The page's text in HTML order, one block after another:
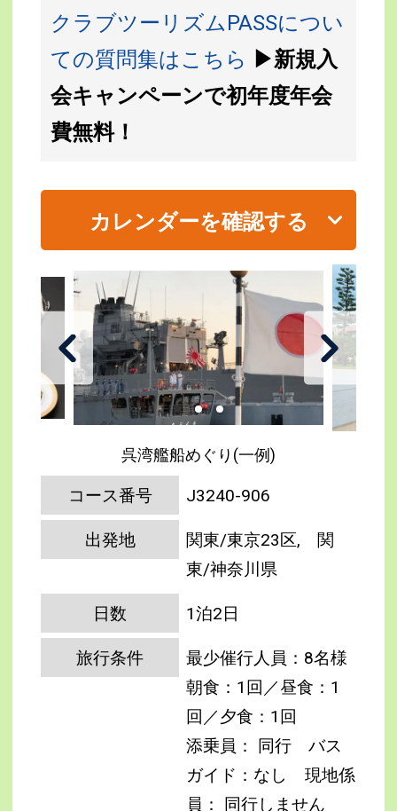
クラブツーリズムPASSについ
ての質問集はこちら ▶新規入
会キャンペーンで初年度年会
費無料！
カレンダーを確認する
呉湾艦船めぐり(一例)
コース番号 J3240-906
出発地
関東/東京23区, 関
東/神奈川県
日数 1泊2日
旅行条件
最少催行人員：8名様
朝食：1回／昼食：1
回／夕食：1回
添乗員： 同行 バス
ガイド：なし
現地係
員： 同行しません